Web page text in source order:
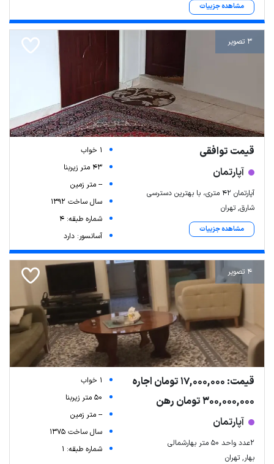
مشاهده جزییات
3 تصویر
قیمت توافقی
آپارتمان
آپارتمان ۴۲ متری، با بهترین دسترسی
شارق, تهران
مشاهده جزییات
1 خواب
43 متر زیربنا
-- متر زمین
سال ساخت 1392
شماره طبقه: 4
آسانسور: دارد
4 تصویر
قیمت: 17,000,000 تومان اجاره
300,000,000 تومان رهن
آپارتمان
۲عدد واحد ۵۰ متر بهارشمالی
بهار, تهران
1 خواب
50 متر زیربنا
-- متر زمین
سال ساخت 1375
شماره طبقه: 1